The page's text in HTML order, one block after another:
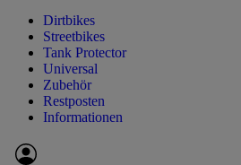
Dirtbikes
Streetbikes
Tank Protector
Universal
Zubehör
Restposten
Informationen